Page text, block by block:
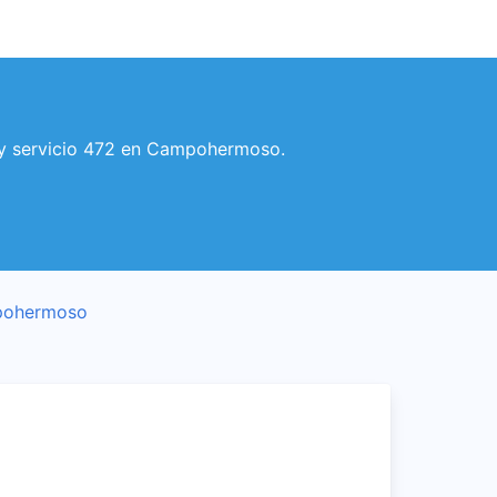
servicio 472 en Campohermoso.